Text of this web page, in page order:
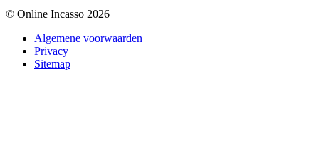
© Online Incasso 2026
Algemene voorwaarden
Privacy
Sitemap